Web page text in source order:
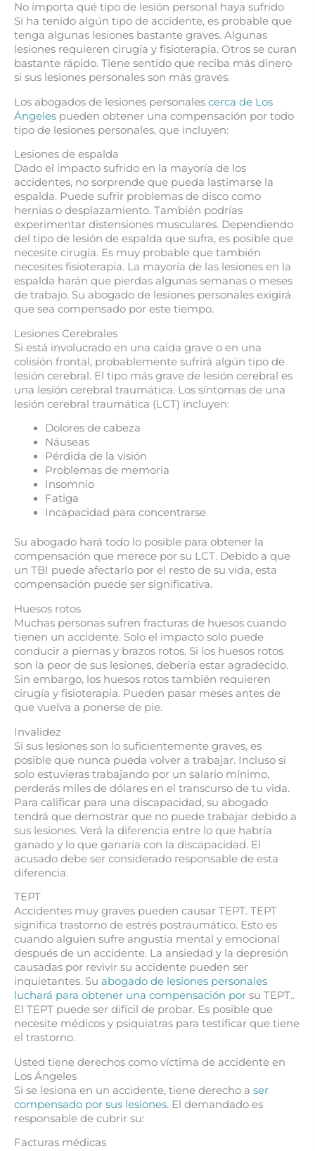
No importa qué tipo de lesión personal haya sufrido
Si ha tenido algún tipo de accidente, es probable que
tenga algunas lesiones bastante graves. Algunas
lesiones requieren cirugía y fisioterapia. Otros se curan
bastante rápido. Tiene sentido que reciba más dinero
si sus lesiones personales son más graves.
Los abogados de lesiones personales cerca de Los
Ángeles pueden obtener una compensación por todo
tipo de lesiones personales, que incluyen:
Lesiones de espalda
Dado el impacto sufrido en la mayoría de los
accidentes, no sorprende que pueda lastimarse la
espalda. Puede sufrir problemas de disco como
hernias o desplazamiento. También podrías
experimentar distensiones musculares. Dependiendo
del tipo de lesión de espalda que sufra, es posible que
necesite cirugía. Es muy probable que también
necesites fisioterapia. La mayoría de las lesiones en la
espalda harán que pierdas algunas semanas o meses
de trabajo. Su abogado de lesiones personales exigirá
que sea compensado por este tiempo.
Lesiones Cerebrales
Si está involucrado en una caída grave o en una
colisión frontal, probablemente sufrirá algún tipo de
lesión cerebral. El tipo más grave de lesión cerebral es
una lesión cerebral traumática. Los síntomas de una
lesión cerebral traumática (LCT) incluyen:
Dolores de cabeza
Náuseas
Pérdida de la visión
Problemas de memoria
Insomnio
Fatiga
Incapacidad para concentrarse
Su abogado hará todo lo posible para obtener la
compensación que merece por su LCT. Debido a que
un TBI puede afectarlo por el resto de su vida, esta
compensación puede ser significativa.
Huesos rotos
Muchas personas sufren fracturas de huesos cuando
tienen un accidente. Solo el impacto solo puede
conducir a piernas y brazos rotos. Si los huesos rotos
son la peor de sus lesiones, debería estar agradecido.
Sin embargo, los huesos rotos también requieren
cirugía y fisioterapia. Pueden pasar meses antes de
que vuelva a ponerse de pie.
Invalidez
Si sus lesiones son lo suficientemente graves, es
posible que nunca pueda volver a trabajar. Incluso si
solo estuvieras trabajando por un salario mínimo,
perderás miles de dólares en el transcurso de tu vida.
Para calificar para una discapacidad, su abogado
tendrá que demostrar que no puede trabajar debido a
sus lesiones. Verá la diferencia entre lo que habría
ganado y lo que ganaría con la discapacidad. El
acusado debe ser considerado responsable de esta
diferencia.
TEPT
Accidentes muy graves pueden causar TEPT. TEPT
significa trastorno de estrés postraumático. Esto es
cuando alguien sufre angustia mental y emocional
después de un accidente. La ansiedad y la depresión
causadas por revivir su accidente pueden ser
inquietantes. Su abogado de lesiones personales
luchará para obtener una compensación por su TEPT..
El TEPT puede ser difícil de probar. Es posible que
necesite médicos y psiquiatras para testificar que tiene
el trastorno.
Usted tiene derechos como víctima de accidente en
Los Ángeles
Si se lesiona en un accidente, tiene derecho a ser
compensado por sus lesiones. El demandado es
responsable de cubrir su:
Facturas médicas